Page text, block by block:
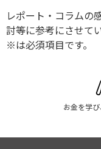
レポート・コラムの
討等に参考にさせて
※は必須項目です。
お金を学